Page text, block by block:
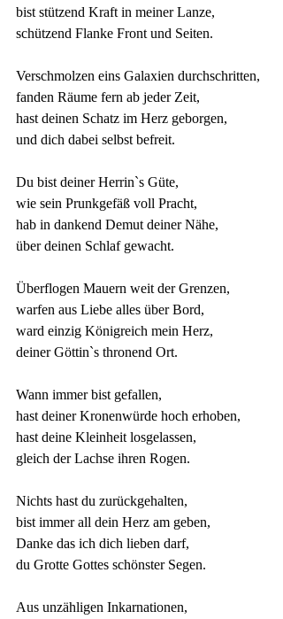
bist stützend Kraft in meiner Lanze,
schützend Flanke Front und Seiten.
Verschmolzen eins Galaxien durchschritten,
fanden Räume fern ab jeder Zeit,
hast deinen Schatz im Herz geborgen,
und dich dabei selbst befreit.
Du bist deiner Herrin`s Güte,
wie sein Prunkgefäß voll Pracht,
hab in dankend Demut deiner Nähe,
über deinen Schlaf gewacht.
Überflogen Mauern weit der Grenzen,
warfen aus Liebe alles über Bord,
ward einzig Königreich mein Herz,
deiner Göttin`s thronend Ort.
Wann immer bist gefallen,
hast deiner Kronenwürde hoch erhoben,
hast deine Kleinheit losgelassen,
gleich der Lachse ihren Rogen.
Nichts hast du zurückgehalten,
bist immer all dein Herz am geben,
Danke das ich dich lieben darf,
du Grotte Gottes schönster Segen.
Aus unzähligen Inkarnationen,